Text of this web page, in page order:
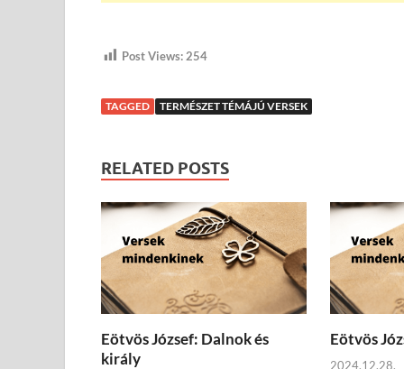
Post Views: 254
TAGGED TERMÉSZET TÉMÁJÚ VERSEK
RELATED POSTS
Eötvös József: Dalnok és
király
Eötvös
2024.12.28.